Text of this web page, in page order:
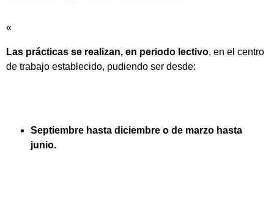
«
Las prácticas se realizan, en periodo lectivo, en el centro
de trabajo establecido, pudiendo ser desde:
Septiembre hasta diciembre o de marzo hasta
junio.